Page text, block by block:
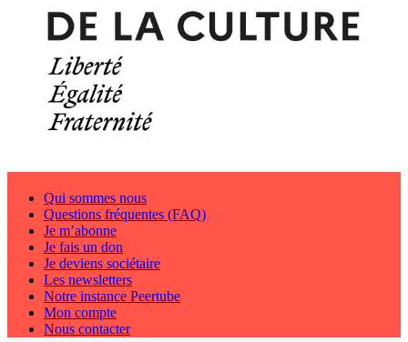
Qui sommes nous
Questions fréquentes (FAQ)
Je m’abonne
Je fais un don
Je deviens sociétaire
Les newsletters
Notre instance Peertube
Mon compte
Nous contacter